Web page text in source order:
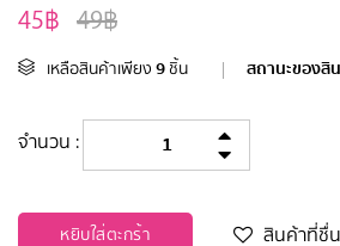
49฿
45฿
เหลือสินค้าเพียง 9 ชิ้น | สถานะของสิ
จำนวน :
หยิบใส่ตะกร้า สินค้าที่ชื่